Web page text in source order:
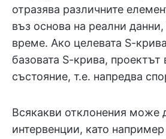
отразява различните
въз основа на реални
време. Ако целевата S-
базовата S-крива, проектът
състояние, т.е. напредва
Всякакви отклонения може
интервенции, като